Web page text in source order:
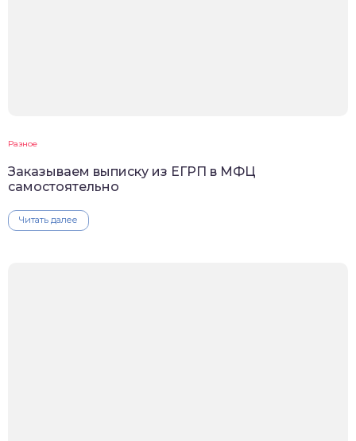
Разное
Заказываем выписку из ЕГРП в МФЦ
самостоятельно
Читать далее